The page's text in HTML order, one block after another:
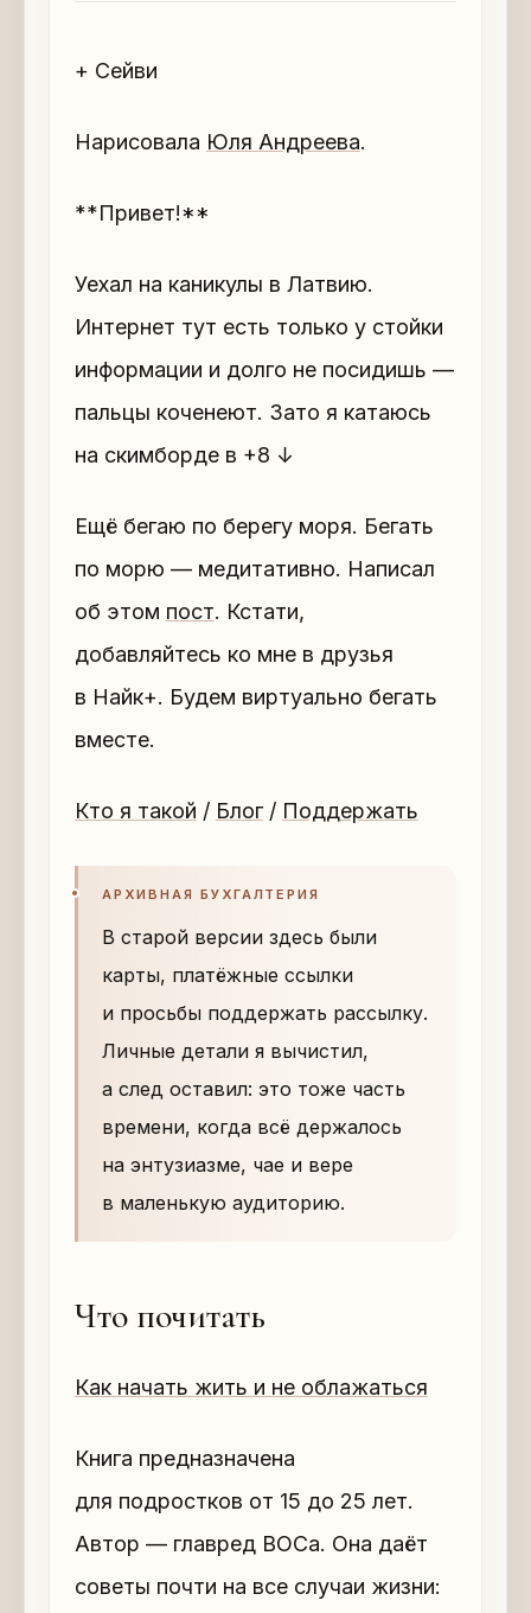
+ Сейви
Нарисовала Юля Андреева.
**Привет!**
Уехал на каникулы в Латвию.
Интернет тут есть только у стойки
информации и долго не посидишь —
пальцы коченеют. Зато я катаюсь
на скимборде в +8 ↓
Ещё бегаю по берегу моря. Бегать
по морю — медитативно. Написал
об этом пост. Кстати,
добавляйтесь ко мне в друзья
в Найк+. Будем виртуально бегать
вместе.
Кто я такой / Блог/ Поддержать
АРХИВНАЯ БУХГАЛТЕРИЯ
В старой версии здесь были
карты, платёжные ссылки
и просьбы поддержать рассылку.
Личные детали я вычистил,
а след оставил: это тоже часть
времени, когда всё держалось
на энтузиазме, чае и вере
в маленькую аудиторию.
Что почитать
Как начать жить и не облажаться
Книга предназначена
для подростков от 15 до 25 лет.
Автор — главред ВОСа. Она даёт
советы почти на все случаи жизни: